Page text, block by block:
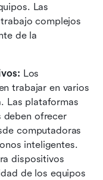
Las
complejos
de la
Los
trabajar en varios
Las plataformas
deben ofrecer
computadoras
inteligentes.
dispositivos
de los equipos